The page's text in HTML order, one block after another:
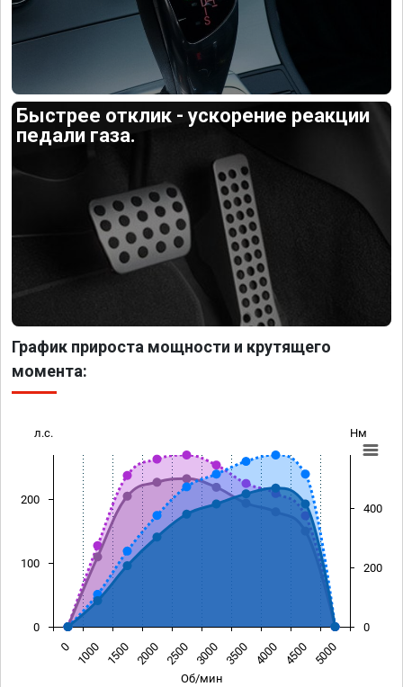
Быстрее отклик - ускорение реакции
педали газа.
График прироста мощности и крутящего
момента:
Об/мин
л.с. Нм
0 1000 1500 2000 2500 3000 3500 4000 4500 5000
0
100
200
0
200
400